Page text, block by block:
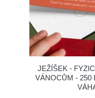
JEŽÍŠEK -
VÁNOCŮM - 250